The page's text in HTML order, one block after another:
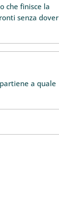
che finisce la
senza dover
a quale